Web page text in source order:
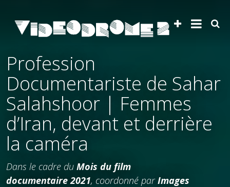
Profession
Documentariste de Sahar
Salahshoor | Femmes
d’Iran, devant et derrière
la caméra
Dans le cadre du Mois du film
documentaire 2021, coordonné parImages